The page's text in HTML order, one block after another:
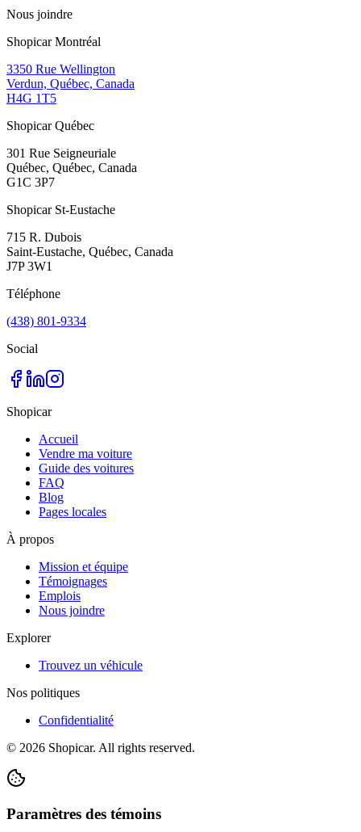
Nous joindre
Shopicar Montréal
3350 Rue Wellington
Verdun, Québec, Canada
H4G 1T5
Shopicar Québec
301 Rue Seigneuriale
Québec, Québec, Canada
G1C 3P7
Shopicar St-Eustache
715 R. Dubois
Saint-Eustache, Québec, Canada
J7P 3W1
Téléphone
(438) 801-9334
Social
Shopicar
Accueil
Vendre ma voiture
Guide des voitures
FAQ
Blog
Pages locales
À propos
Mission et équipe
Témoignages
Emplois
Nous joindre
Explorer
Trouvez un véhicule
Nos politiques
Confidentialité
© 2026 Shopicar. All rights reserved.
Paramètres des témoins